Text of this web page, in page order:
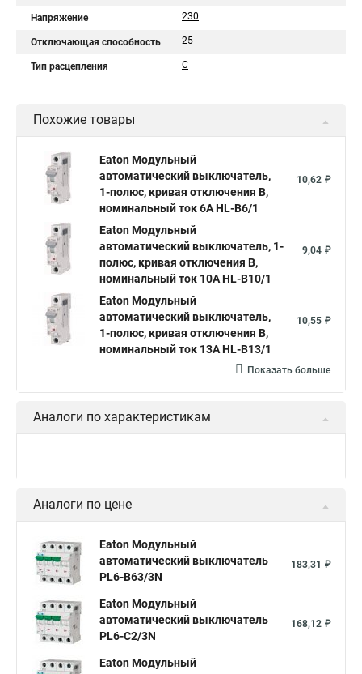
Напряжение 230
Отключающая способность 25
Тип расцепления C
Похожие товары
Eaton Модульный
автоматический выключатель,
1-полюс, кривая отключения B,
номинальный ток 6А HL-B6/1
10,62 ₽
Eaton Модульный
автоматический выключатель, 1-
полюс, кривая отключения B,
номинальный ток 10А HL-B10/1
9,04 ₽
Eaton Модульный
автоматический выключатель,
1-полюс, кривая отключения B,
номинальный ток 13А HL-B13/1
10,55 ₽
Показать больше
Аналоги по характеристикам
Аналоги по цене
Eaton Модульный
автоматический выключатель
PL6-B63/3N
183,31 ₽
Eaton Модульный
автоматический выключатель
PL6-C2/3N
168,12 ₽
Eaton Модульный